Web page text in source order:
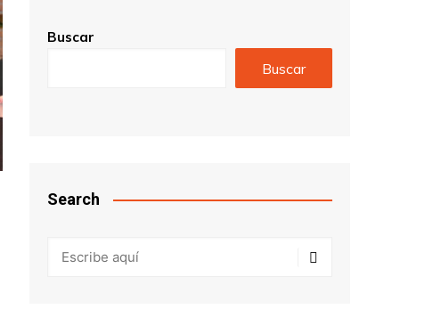
Buscar
Buscar
Search